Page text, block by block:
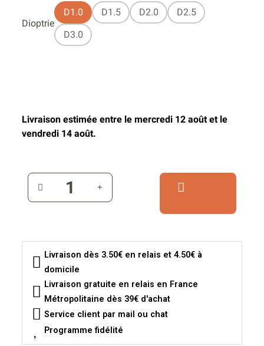
Dioptrie
D1.0 D1.5 D2.0
D2.5
D3.0
Livraison estimée entre le mercredi 12 août et le
vendredi 14 août.
Livraison dès 3.50€ en relais et 4.50€ à
domicile
Livraison gratuite en relais en France
Métropolitaine dès 39€ d'achat
Service client par mail ou chat
Programme fidélité